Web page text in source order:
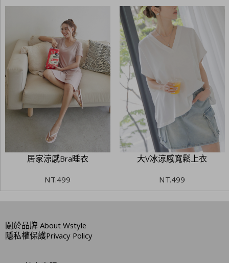
居家涼感Bra睡衣
NT.499
大V冰涼感寬鬆上衣
NT.499
關於品牌About Wstyle
隱私權保護Privacy Policy